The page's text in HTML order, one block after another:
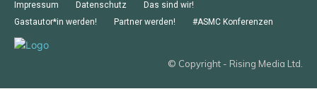
Impressum Datenschutz
Das sind wir!
Gastautor*in werden!
Partner werden! #ASMC Konferenzen
© Copyright - Rising Media Ltd.